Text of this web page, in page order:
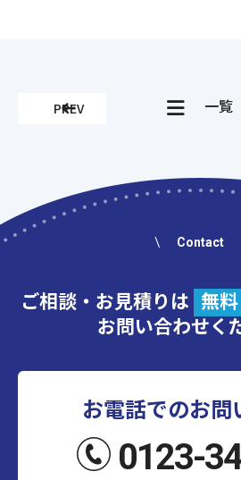
PREV 一覧
Contact
ご相談・お見積りは 無料
お問い合わせく
お電話でのお問
0123-